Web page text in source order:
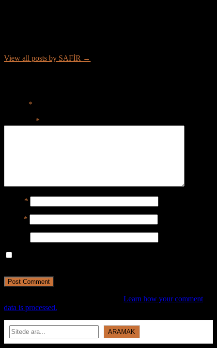
View all posts by SAFİR →
*
*
*
*
Learn how your comment
data is processed.
Search ARAMAK